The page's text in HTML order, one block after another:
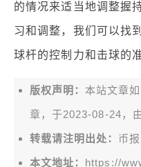
的情况来适当地调整握
习和调整，我们可以找
球杆的控制力和击球的
版权声明： 本站文章
章，于2023-08-24，
转载请注明出处： 币
本文地址： https://